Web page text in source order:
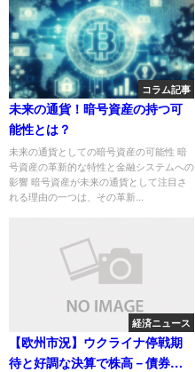
コラム記事
未来の通貨！暗号資産の持つ可
能性とは？
未来の通貨としての暗号資産の可能性 暗
号資産の革新的な特性と金融システムへの
影響 暗号資産が未来の通貨として注目さ
れる理由の一つは、その革新...
経済ニュース
【欧州市況】ウクライナ停戦期
待と好調な決算で株高－債券は